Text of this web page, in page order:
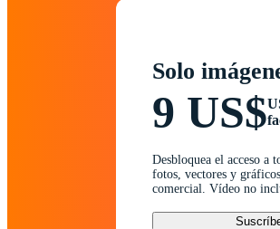
Solo
9 US$
Desbloquea el acceso a
fotos, vectores y
comercial. Vídeo no